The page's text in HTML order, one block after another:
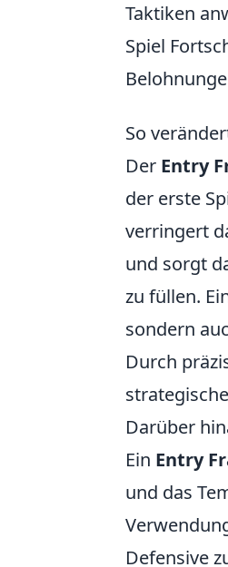
Taktiken
Spiel
So
Der Entry
der erste
verringert
und sorgt
zu füllen.
sondern
Durch
Darüber
Ein Entry
und das
Defensive